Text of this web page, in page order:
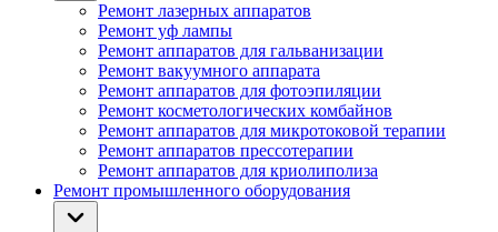
Ремонт лазерных аппаратов
Ремонт уф лампы
Ремонт аппаратов для гальванизации
Ремонт вакуумного аппарата
Ремонт аппаратов для фотоэпиляции
Ремонт косметологических комбайнов
Ремонт аппаратов для микротоковой терапии
Ремонт аппаратов прессотерапии
Ремонт аппаратов для криолиполиза
Ремонт промышленного оборудования